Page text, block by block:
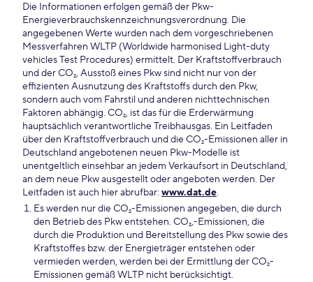
Die Informationen erfolgen gemäß der Pkw-
Energieverbrauchskennzeichnungsverordnung. Die
angegebenen Werte wurden nach dem vorgeschriebenen
Messverfahren WLTP (Worldwide harmonised Light-duty
vehicles Test Procedures) ermittelt. Der Kraftstoffverbrauch
und der CO₂, Ausstoß eines Pkw sind nicht nur von der
effizienten Ausnutzung des Kraftstoffs durch den Pkw,
sondern auch vom Fahrstil und anderen nichttechnischen
Faktoren abhängig. CO₂, ist das für die Erderwärmung
hauptsächlich verantwortliche Treibhausgas. Ein Leitfaden
über den Kraftstoffverbrauch und die CO₂-Emissionen aller in
Deutschland angebotenen neuen Pkw-Modelle ist
unentgeltlich einsehbar an jedem Verkaufsort in Deutschland,
an dem neue Pkw ausgestellt oder angeboten werden. Der
Leitfaden ist auch hier abrufbar: www.dat.de.
Es werden nur die CO₂-Emissionen angegeben, die durch
den Betrieb des Pkw entstehen. CO₂,-Emissionen, die
durch die Produktion und Bereitstellung des Pkw sowie des
Kraftstoffes bzw. der Energieträger entstehen oder
vermieden werden, werden bei der Ermittlung der CO₂-
Emissionen gemäß WLTP nicht berücksichtigt.